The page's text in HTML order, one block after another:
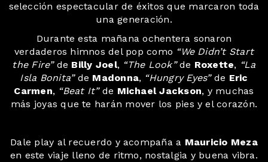
selección espectacular de éxitos que marcaron toda
una generación.
Durante esta mañana ochentera sonaron
verdaderos himnos del pop como “We Didn’t Start
the Fire”de Billy Joel, “The Look”de Roxette, “La
Isla Bonita”de Madonna, “Hungry Eyes”de Eric
Carmen, “Beat It”de Michael Jackson, y muchas
más joyas que te harán mover los pies y el corazón.
Dale play al recuerdo y acompaña a Mauricio Meza
en este viaje lleno de ritmo, nostalgia y buena vibra.